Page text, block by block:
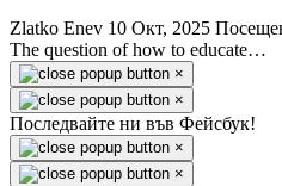
Zlatko Enev 10 Окт, 2025
The question of how to educate…
×
×
Последвайте ни във Фейсбук!
×
×